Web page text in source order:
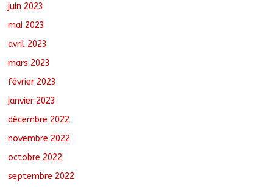
juin 2023
mai 2023
avril 2023
mars 2023
février 2023
janvier 2023
décembre 2022
novembre 2022
octobre 2022
septembre 2022